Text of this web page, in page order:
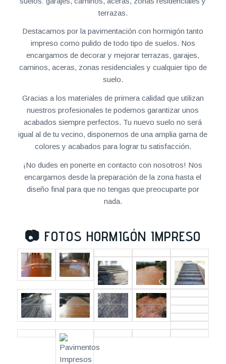
terrazas.
Destacamos por la pavimentación con hormigón tanto
impreso como pulido de todo tipo de suelos. Nos
encargamos de decorar y mejorar terrazas, garajes,
caminos, aceras, zonas residenciales y cualquier tipo de
suelo.
Gracias a los materiales de primera calidad que utilizan
nuestros profesionales te podemos garantizar unos
acabados siempre perfectos. Tu nuevo suelo no será
igual al de tu vecino, disponemos de una amplia gama de
colores y acabados para lograr tu satisfacción.
¡No dudes en ponerte en contacto con nosotros! Nos
encargamos desde la preparación de la zona hasta el
diseño final para que no tengas que preocuparte por
nada.
📷 FOTOS HORMIGÓN IMPRESO